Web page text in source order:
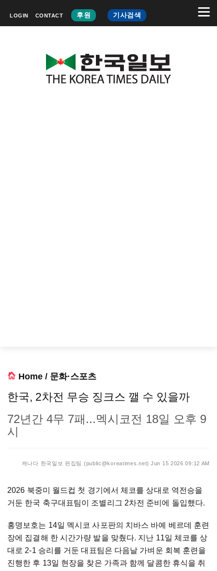
LOGIN CONTACT 후원 기사검색
Home / 문화·스포츠
한국, 2차전 무승 징크스 깰 수 있을까
72년간 4무 7패...멕시코전 18일 오후 9
시
캐나다 한국일보 편집팀 (public@koreatimes.net) Jun 15 2026 09:12 AM
2026 북중미 월드컵 첫 경기에서 체코를 상대로 역전승을
거둔 한국 축구대표팀이 조별리그 2차전 준비에 돌입했다.
홍명보호는 14일 멕시코 사포판의 치바스 바예 베르데 훈련
장에 집결해 한 시간가량 발을 맞췄다. 지난 11일 체코를 상
대로 2-1 승리를 거둔 대표팀은 다음날 가벼운 회복 훈련을
진행한 후 13일 현장을 찾은 가족과 함께 달콤한 휴식을 취